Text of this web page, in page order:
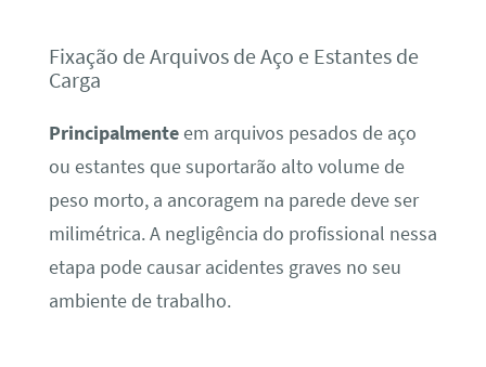
Fixação de Arquivos de Aço e Estantes de
Carga
Principalmenteem arquivos pesados de aço
ou estantes que suportarão alto volume de
peso morto, a ancoragem na parede deve ser
milimétrica. A negligência do profissional nessa
etapa pode causar acidentes graves no seu
ambiente de trabalho.